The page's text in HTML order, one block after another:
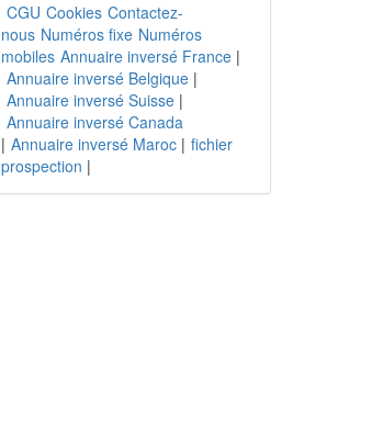
CGU Cookies Contactez-
nous Numéros fixe Numéros
mobiles Annuaire inversé France|
Annuaire inversé Belgique|
Annuaire inversé Suisse|
Annuaire inversé Canada
| Annuaire inversé Maroc| fichier
prospection |